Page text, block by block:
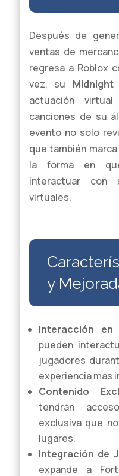
Después de
ventas de
regresa a Roblox
vez, su
actuación
canciones de su
evento no solo
que también
la forma en
interactuar con
virtuales.
y
Interacción en
pueden
jugadores
experiencia más
Contenido
tendrán
exclusiva que
lugares.
Integración de
expande a